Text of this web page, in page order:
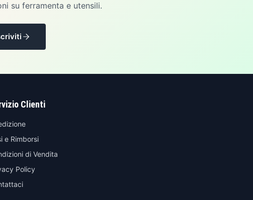
su ferramenta e utensili.
Clienti
e Rimborsi
di Vendita
Policy